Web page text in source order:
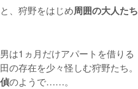
、狩野をはじめ周囲の大人たち
は1ヵ月だけアパートを借りる
存在を少々怪しむ狩野たち。
のようで……。